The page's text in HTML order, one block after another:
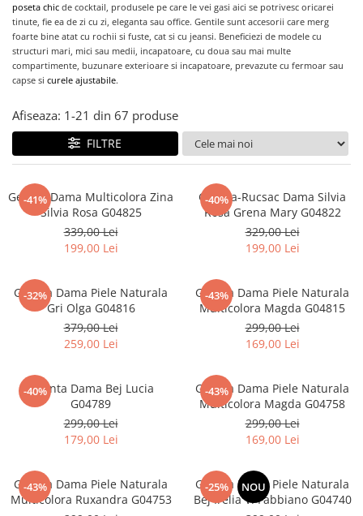
poseta chic de cocktail, produsele pe care le vei gasi aici se potrivesc oricarei
tinute, fie ea de zi cu zi, eleganta sau office. Gentile sunt accesorii care merg
foarte bine atat cu rochii si fuste, cat si cu jeansi. Beneficiezi de modele cu
structuri mari, mici sau medii, incapatoare, cu doua sau mai multe
compartimente, buzunare exterioare si incapatoare, prevazute cu fermoar sau
capse si curele ajustabile.
Afiseaza: 1-21 din 67 produse
FILTRE
-41%
Geanta Dama Multicolora Zina
Silvia Rosa G04825
339,00 Lei
199,00 Lei
-40%
Geanta-Rucsac Dama Silvia
Rosa Grena Mary G04822
329,00 Lei
199,00 Lei
-32%
Geanta Dama Piele Naturala
Gri Olga G04816
379,00 Lei
259,00 Lei
-43%
Geanta Dama Piele Naturala
Multicolora Magda G04815
299,00 Lei
169,00 Lei
-40%
Geanta Dama Bej Lucia
G04789
299,00 Lei
179,00 Lei
-43%
Geanta Dama Piele Naturala
Multicolora Magda G04758
299,00 Lei
169,00 Lei
-43%
Geanta Dama Piele Naturala
Multicolora Ruxandra G04753
-25% NOU
Geanta Dama Piele Naturala
Bej Irelia V. Fabbiano G04740